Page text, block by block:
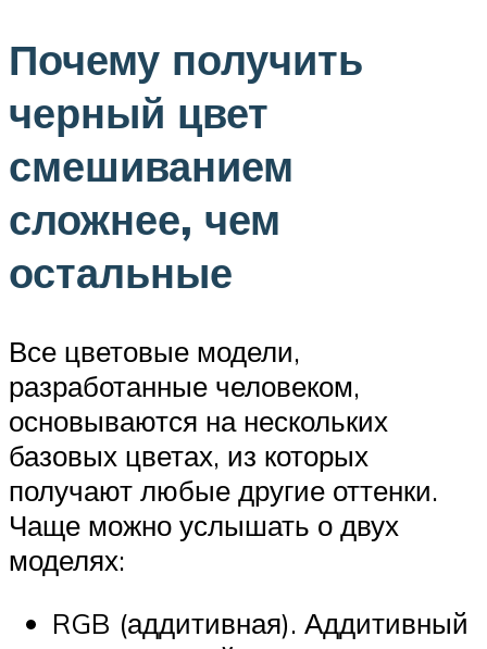
Почему получить
черный цвет
смешиванием
сложнее, чем
остальные
Все цветовые модели,
разработанные человеком,
основываются на нескольких
базовых цветах, из которых
получают любые другие оттенки.
Чаще можно услышать о двух
моделях:
RGB (аддитивная). Аддитивный